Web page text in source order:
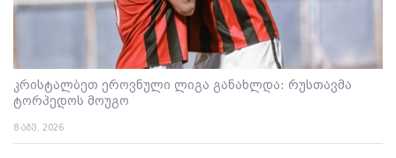
კრისტალბეთ ეროვნული ლიგა განახლდა: რუსთავმა
ტორპედოს მოუგო
8 აგვ. 2026